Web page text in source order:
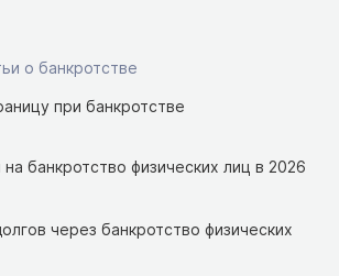
о банкротстве
при банкротстве
банкротство физических лиц в 2026
через банкротство физических